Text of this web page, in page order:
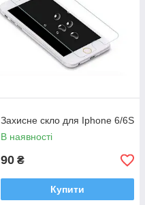
Захисне скло для Iphone 6/6S
В наявності
90 ₴
Купити